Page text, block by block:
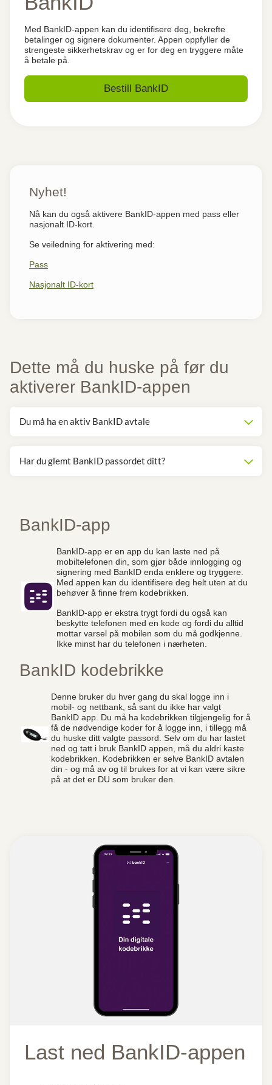
Med BankID-appen kan du identifisere deg, bekrefte
betalinger og signere dokumenter. Appen oppfyller de
strengeste sikkerhetskrav og er for deg en tryggere måte
å betale på.
Bestill BankID
Nyhet!
Nå kan du også aktivere BankID-appen med pass eller
nasjonalt ID-kort.
Se veiledning for aktivering med:
Pass
Nasjonalt ID-kort
Dette må du huske på før du
aktiverer BankID-appen
Du må ha en aktiv BankID avtale
Har du glemt BankID passordet ditt?
BankID-app
BankID-app er en app du kan laste ned på
mobiltelefonen din, som gjør både innlogging og
signering med BankID enda enklere og tryggere.
Med appen kan du identifisere deg helt uten at du
behøver å finne frem kodebrikken.
BankID-app er ekstra trygt fordi du også kan
beskytte telefonen med en kode og fordi du alltid
mottar varsel på mobilen som du må godkjenne.
Ikke minst har du telefonen i nærheten.
BankID kodebrikke
Denne bruker du hver gang du skal logge inn i
mobil- og nettbank, så sant du ikke har valgt
BankID app. Du må ha kodebrikken tilgjengelig for å
få de nødvendige koder for å logge inn, i tillegg må
du huske ditt valgte passord. Selv om du har lastet
ned og tatt i bruk BankID appen, må du aldri kaste
kodebrikken. Kodebrikken er selve BankID avtalen
din - og må av og til brukes for at vi kan være sikre
på at det er DU som bruker den.
Last ned BankID-appen